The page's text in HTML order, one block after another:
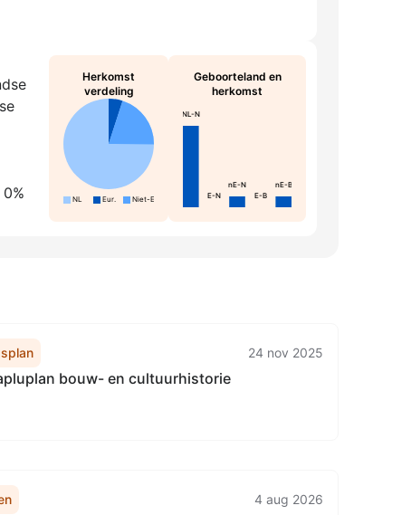
Herkomst
verdeling
NL Eur. Niet-Eur.
Geboorteland en
herkomst
NL-N
E-N
nE-N
E-B
nE-B
24 nov 2025
bouw- en cultuurhistorie
4 aug 2026